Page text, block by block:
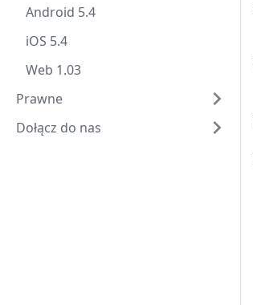
Android 5.4
iOS 5.4
Web 1.03
Prawne
Dołącz do nas